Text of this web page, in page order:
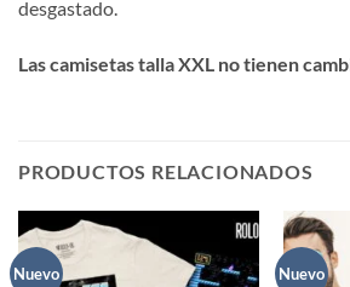
desgastado.
Las camisetas talla XXL no tienen
PRODUCTOS RELACIONADOS
Nuevo Nuevo